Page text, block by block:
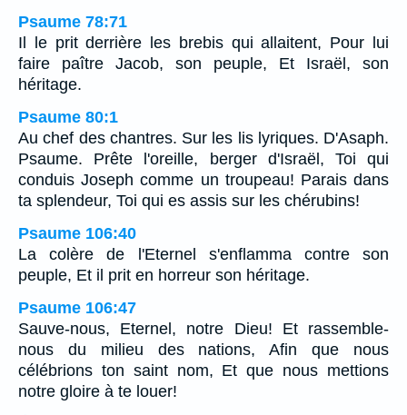
Psaume 78:71
Il le prit derrière les brebis qui allaitent, Pour lui
faire paître Jacob, son peuple, Et Israël, son
héritage.
Psaume 80:1
Au chef des chantres. Sur les lis lyriques. D'Asaph.
Psaume. Prête l'oreille, berger d'Israël, Toi qui
conduis Joseph comme un troupeau! Parais dans
ta splendeur, Toi qui es assis sur les chérubins!
Psaume 106:40
La colère de l'Eternel s'enflamma contre son
peuple, Et il prit en horreur son héritage.
Psaume 106:47
Sauve-nous, Eternel, notre Dieu! Et rassemble-
nous du milieu des nations, Afin que nous
célébrions ton saint nom, Et que nous mettions
notre gloire à te louer!